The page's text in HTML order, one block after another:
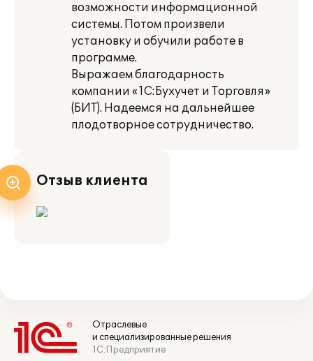
возможности информационной
системы. Потом произвели
установку и обучили работе в
программе.
Выражаем благодарность
компании «1С:Бухучет и Торговля»
(БИТ). Надеемся на дальнейшее
плодотворное сотрудничество.
Отзыв клиента
Отраслевые
и специализированные решения
1С:Предприятие